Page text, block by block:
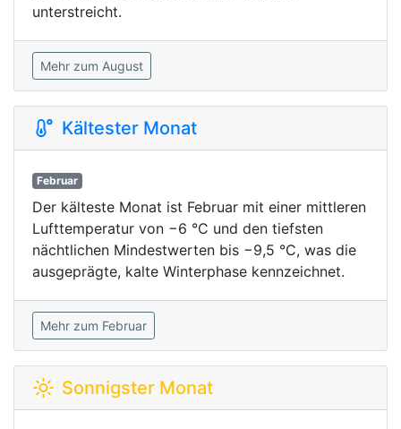
unterstreicht.
Mehr zum August
Kältester Monat
Februar
Der kälteste Monat ist Februar mit einer mittleren
Lufttemperatur von −6 °C und den tiefsten
nächtlichen Mindestwerten bis −9,5 °C, was die
ausgeprägte, kalte Winterphase kennzeichnet.
Mehr zum Februar
Sonnigster Monat